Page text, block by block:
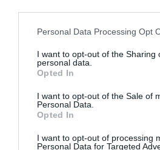
Personal Data Processing Opt
I want to opt-out of the Sharing
personal data.
Opted In
I want to opt-out of the Sale of
Personal Data.
Opted In
I want to opt-out of processing
Personal Data for Targeted
segundos y cuenta conpantalla
, indicador de batería baja
cuando el dedo no está
Entre sus principales
Medición de saturación de
Medición de frecuencia